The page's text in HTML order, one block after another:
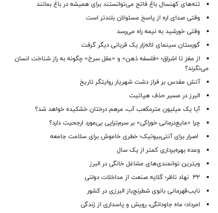
تنه‌های کهنسال باغ فاتح می‌توانستند برای همیشه در باغ بمانند
وقتی صدای اره از پاسخ مسئولان بلندتر است
وقتی خورشید به نیمه راه می‌رسد
گورستان سینمای لاله‌زار یک قربانی دیگر گرفت
از مغز تا اشراق؛ «فلسفه ذهن» و «عقل سرخ» چگونه به راز شناخت انسان
می‌نگرند؟
آتش مقدس بر فراز دشت شهریار روایتگر تاریخ
البرز در مسیر حذف هپاتیت
آیا یک میلیون مترمکعب آب، مرهم درختان خشکیده خواهد شد؟
چرا «مایع‌درمانی خوراکی» بر سرم‌تراپی بی‌مورد ارجحیت دارد؟
اصرار برای آنتی‌بیوتیک؛ خطری خاموش برای سلامت جامعه
وعده بهره‌برداری کمتر از یک سال
ویترین توانمندی‌های مشاغل خانگی در البرز
۳۲ نهاد ناظر؛ گلایه صنعت از مداخلات دولتی
نایب‌قهرمانی بانوی شطرنج‌باز البرزی در کشور
امرداد؛ ماه جاودانگی، رویش و پاسداری از زندگی